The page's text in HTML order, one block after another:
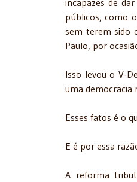
incapazes de
públicos, como
sem terem sido
Paulo, por
Isso levou o V-
uma democracia
Esses fatos é o
E é por essa
A reforma